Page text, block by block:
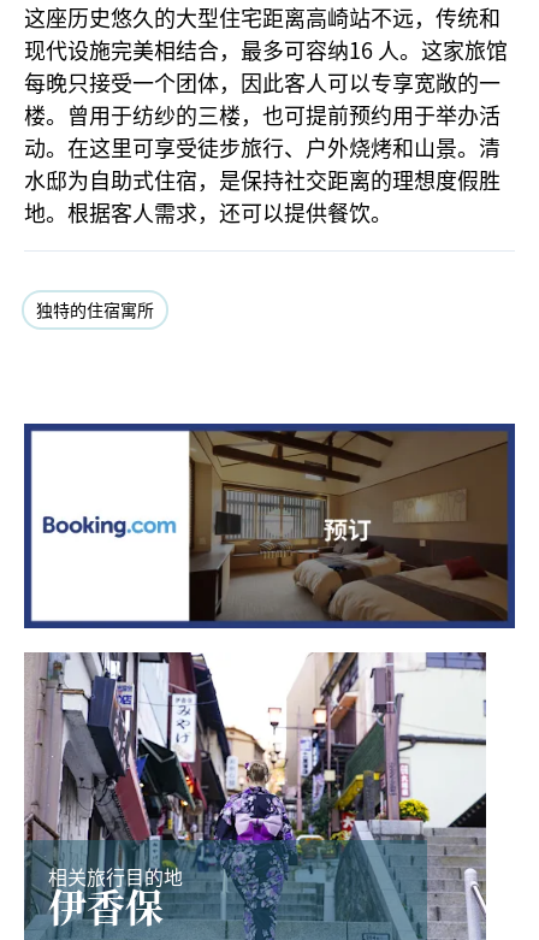
这座历史悠久的大型住宅距离高崎站不远，传统和
现代设施完美相结合，最多可容纳16 人。这家旅馆
每晚只接受一个团体，因此客人可以专享宽敞的一
楼。曾用于纺纱的三楼，也可提前预约用于举办活
动。在这里可享受徒步旅行、户外烧烤和山景。清
水邸为自助式住宿，是保持社交距离的理想度假胜
地。根据客人需求，还可以提供餐饮。
独特的住宿寓所
相关旅行目的地
伊香保